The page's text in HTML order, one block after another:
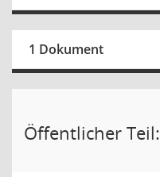
1 Dokument
Öffentlicher Teil: